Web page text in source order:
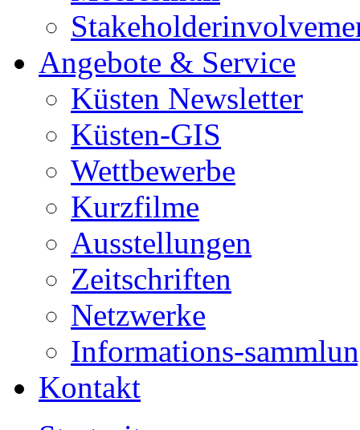
Angebote & Service
Küsten Newsletter
Küsten-GIS
Wettbewerbe
Kurzfilme
Ausstellungen
Zeitschriften
Netzwerke
Informations-
Kontakt